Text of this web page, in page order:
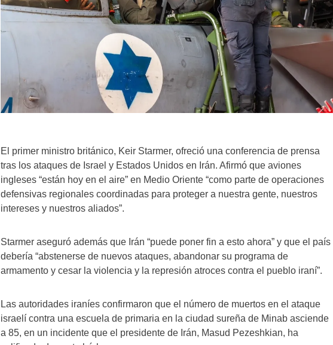
El primer ministro británico, Keir Starmer, ofreció una conferencia de prensa
tras los ataques de Israel y Estados Unidos en Irán. Afirmó que aviones
ingleses “están hoy en el aire” en Medio Oriente “como parte de operaciones
defensivas regionales coordinadas para proteger a nuestra gente, nuestros
intereses y nuestros aliados”.
Starmer aseguró además que Irán “puede poner fin a esto ahora” y que el país
debería “abstenerse de nuevos ataques, abandonar su programa de
armamento y cesar la violencia y la represión atroces contra el pueblo iraní”.
Las autoridades iraníes confirmaron que el número de muertos en el ataque
israelí contra una escuela de primaria en la ciudad sureña de Minab asciende
a 85, en un incidente que el presidente de Irán, Masud Pezeshkian, ha